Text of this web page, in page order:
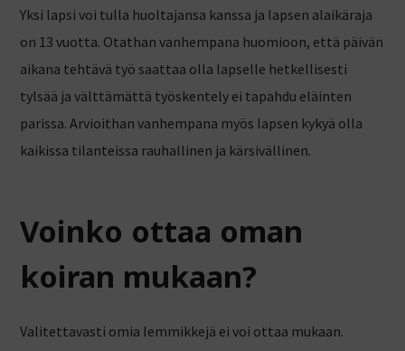
Yksi lapsi voi tulla huoltajansa kanssa ja lapsen alaikäraja
on 13 vuotta. Otathan vanhempana huomioon, että päivän
aikana tehtävä työ saattaa olla lapselle hetkellisesti
tylsää ja välttämättä työskentely ei tapahdu eläinten
parissa. Arvioithan vanhempana myös lapsen kykyä olla
kaikissa tilanteissa rauhallinen ja kärsivällinen.
Voinko ottaa oman
koiran mukaan?
Valitettavasti omia lemmikkejä ei voi ottaa mukaan.